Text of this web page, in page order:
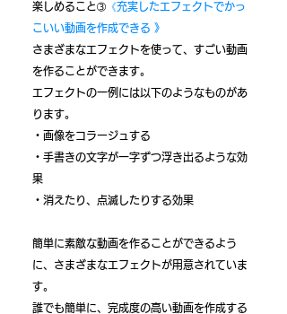
楽しめること➂ 《充実したエフェクトでかっ
こいい動画を作成できる 》
さまざまなエフェクトを使って、すごい動画
を作ることができます。
エフェクトの一例には以下のようなものがあ
ります。
・画像をコラージュする
・手書きの文字が一字ずつ浮き出るような効
果
・消えたり、点滅したりする効果
簡単に素敵な動画を作ることができるよう
に、さまざまなエフェクトが用意されていま
す。
誰でも簡単に、完成度の高い動画を作成する